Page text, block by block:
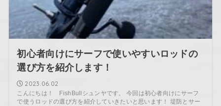
初心者向けにサーフで使いやすいロッドの
選び方を紹介します！
2023.06.02
こんにちは！ FishBullシュンヤです。 今回は初心者向けにサーフ
で使うロッドの選び方を紹介していきたいと思います！ 堤防とサー